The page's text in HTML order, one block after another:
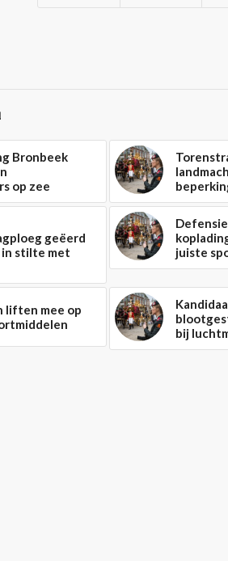
Bronbeek
op zee
geëerd
stilte met
juiste
liften mee op
bij